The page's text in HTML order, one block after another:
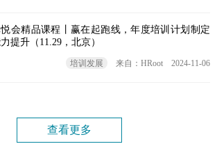
会精品课程丨赢在起跑线，年度培训计划制定
提升（11.29，北京）
培训发展 来自：HRoot 2024-11-06
查看更多